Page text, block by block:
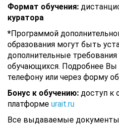
Формат обучения:
куратора
*Программой
образования могут быть
дополнительные требования
обучающихся. Подробнее Вы
телефону или через форму
Бонус к обучению: доступ к
платформе urait.ru
Все выдаваемые документы